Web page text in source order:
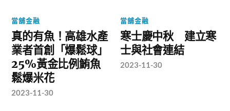
當舖金融
真的有魚！高雄水產
業者首創「爆鬆球」
25%黃金比例鮪魚
鬆爆米花
2023-11-30
當舖金融
寒士慶中秋 建立寒
士與社會連結
2023-11-30